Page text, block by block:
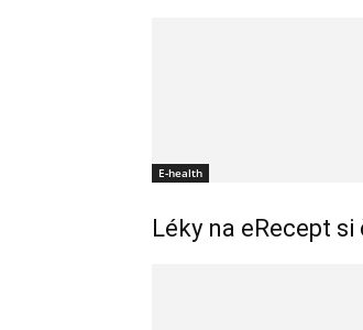
E-health
Léky na eRecept